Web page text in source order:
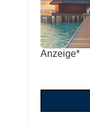
Anzeige*